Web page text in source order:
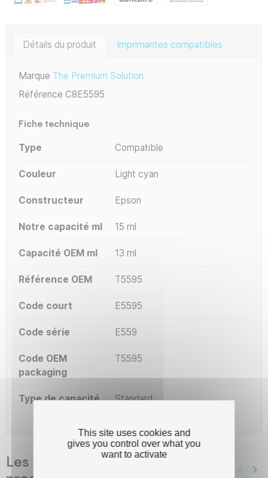
Détails du produit Imprimantes compatibles
Marque The Premium Solution
Référence C8E5595
Fiche technique
Type Compatible
Couleur Light cyan
Constructeur Epson
Notre capacité ml 15 ml
Capacité OEM ml 13 ml
Référence OEM T5595
Code court E5595
Code série E559
Code OEM
packaging
T5595
Type de capacité Standard
Les clients qui ont acheté ce
keyboard_arrow_left keyboard_arrow_right
This site uses cookies and
gives you control over what you
want to activate